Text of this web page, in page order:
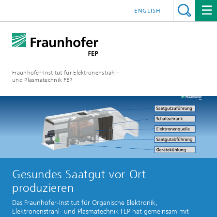
Fraunhofer-Institut für Elektronenstrahl-
und Plasmatechnik FEP
ENGLISH
Gesundes Saatgut vor Ort
produzieren
Das Fraunhofer-Institut für Organische Elektronik,
Elektronenstrahl- und Plasmatechnik FEP hat gemeinsam mit